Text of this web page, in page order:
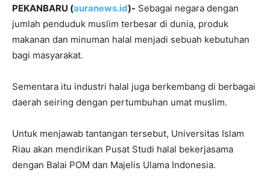
PEKANBARU (auranews.id)- Sebagai negara dengan
jumlah penduduk muslim terbesar di dunia, produk
makanan dan minuman halal menjadi sebuah kebutuhan
bagi masyarakat.
Sementara itu industri halal juga berkembang di berbagai
daerah seiring dengan pertumbuhan umat muslim.
Untuk menjawab tantangan tersebut, Universitas Islam
Riau akan mendirikan Pusat Studi halal bekerjasama
dengan Balai POM dan Majelis Ulama Indonesia.